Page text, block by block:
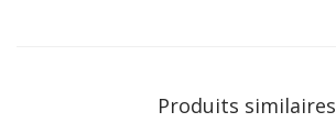
Produits similaires